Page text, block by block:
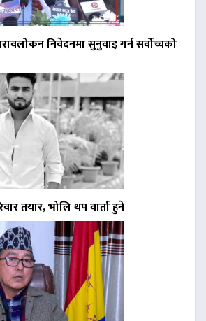
निवेदनमा सुनुवाइ गर्न सर्वोच्चको
तयार, भोलि थप वार्ता हुने